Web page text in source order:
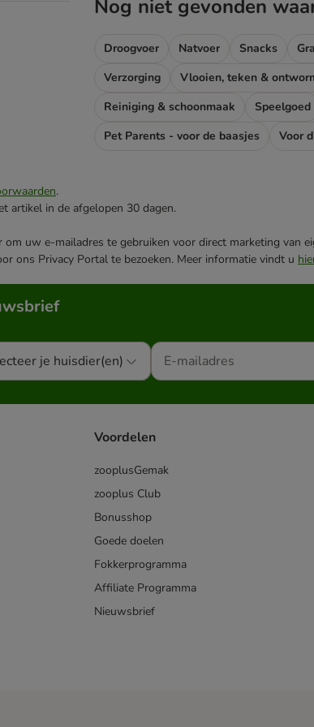
Nog niet gevonden
Droogvoer Natvoer Snacks
Verzorging
Vlooien, teken &
Reiniging & schoonmaak
Speelgoed
Pet Parents - voor de baasjes
Voor
.
artikel in de afgelopen 30 dagen.
uw e-mailadres te gebruiken voor direct marketing
ons Privacy Portal te bezoeken. Meer informatie vindt u
je huisdier(en)
Voordelen
zooplusGemak
zooplus Club
Bonusshop
Goede doelen
Fokkerprogramma
Affiliate Programma
Nieuwsbrief